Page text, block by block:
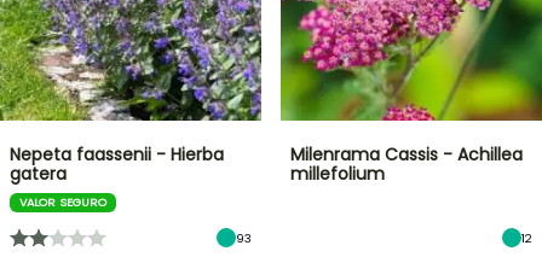
Nepeta faassenii - Hierba
gatera
VALOR SEGURO
93
Milenrama Cassis - Achillea
millefolium
12